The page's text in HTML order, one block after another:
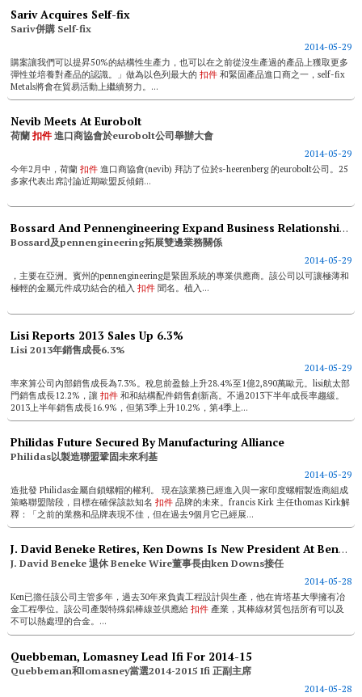
Sariv Acquires Self-fix
Sariv併購 Self-fix
2014-05-29
購案讓我們可以提昇50%的結構性生產力，也可以在之前從沒生產過的產品上獲取更多
彈性並培養對產品的認識。」做為以色列最大的 扣件和緊固產品進口商之一，self-fix
Metals將會在貿易活動上繼續努力。...
Nevib Meets At Eurobolt
荷蘭扣件進口商協會於eurobolt公司舉辦大會
2014-05-29
今年2月中，荷蘭 扣件進口商協會(nevib) 拜訪了位於s-heerenberg 的eurobolt公司。25
多家代表出席討論近期歐盟反傾銷...
Bossard And Pennengineering Expand Business Relationships
Bossard及pennengineering拓展雙邊業務關係
2014-05-29
，主要在亞洲。賓州的pennengineering是緊固系統的專業供應商。該公司以可讓極薄和
極輕的金屬元件成功結合的植入 扣件聞名。植入...
Lisi Reports 2013 Sales Up 6.3%
Lisi 2013年銷售成長6.3%
2014-05-29
率來算公司內部銷售成長為7.3%。稅息前盈餘上升28.4%至1億2,890萬歐元。lisi航太部
門銷售成長12.2%，讓 扣件和和結構配件銷售創新高。不過2013下半年成長率趨緩。
2013上半年銷售成長16.9%，但第3季上升10.2%，第4季上...
Philidas Future Secured By Manufacturing Alliance
Philidas以製造聯盟鞏固未來利基
2014-05-29
造批發 Philidas金屬自鎖螺帽的權利。 現在該業務已經進入與一家印度螺帽製造商組成
策略聯盟階段，目標在確保該款知名 扣件品牌的未來。francis Kirk 主任thomas Kirk解
釋：「之前的業務和品牌表現不佳，但在過去9個月它已經展...
J. David Beneke Retires, Ken Downs Is New President At Beneke Wire
J. David Beneke 退休 Beneke Wire董事長由ken Downs接任
2014-05-28
Ken已擔任該公司主管多年，過去30年來負責工程設計與生產，他在肯塔基大學擁有冶
金工程學位。該公司產製特殊鋁棒線並供應給 扣件 產業，其棒線材質包括所有可以及
不可以熱處理的合金。...
Quebbeman, Lomasney Lead Ifi For 2014-15
Quebbeman和lomasney當選2014-2015 Ifi 正副主席
2014-05-28